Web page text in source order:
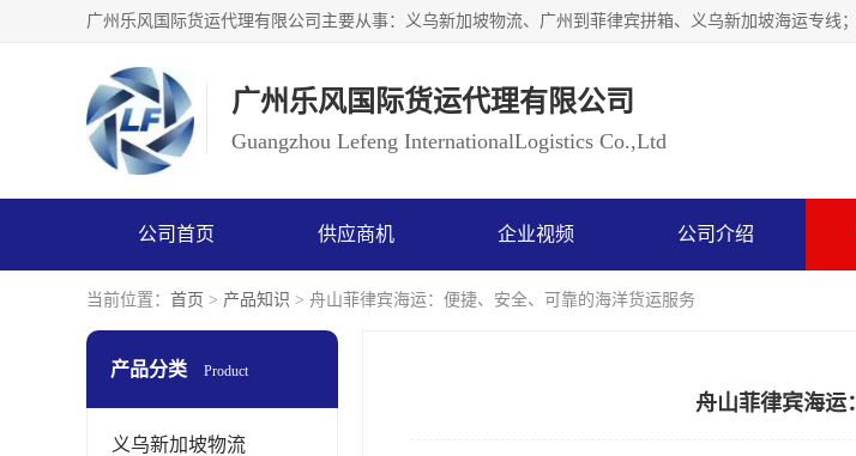
广州乐风国际货运代理有限公司
Guangzhou Lefeng InternationalLogistics Co.,Ltd
公司首页 供应商机 企业视频 公司介绍
当前位置： 首页 > 产品知识 > 舟山菲律宾海运：便捷、安全、可靠的海洋货运服务
产品分类 Product
义乌新加坡物流
舟山菲律宾海运